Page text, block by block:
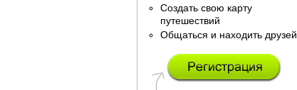
Создать свою карту
путешествий
Общаться и находить друзей